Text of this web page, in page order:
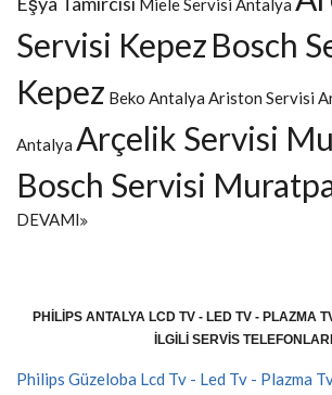
Miele Servisi Antalya
Servisi KepezBosch
Kepez Beko Antalya Ariston Servisi
Antalya Arçelik Servisi
Bosch Servisi
DEVAMI
PHILIPS ANTALYA LCD TV - LED TV - PLAZMA
İLGILI SERVIS TELEFONLARI
Philips Güzeloba Lcd Tv - Led Tv - Plazma